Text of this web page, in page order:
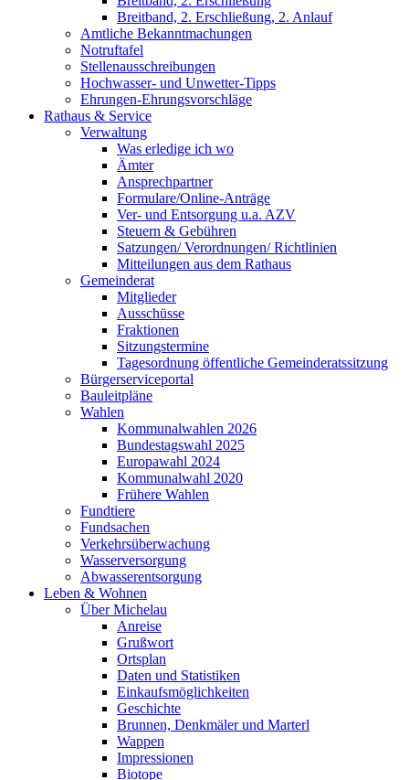
Breitband, 2. Erschließung, 2. Anlauf
Amtliche Bekanntmachungen
Notruftafel
Stellenausschreibungen
Hochwasser- und Unwetter-Tipps
Ehrungen-Ehrungsvorschläge
Rathaus & Service
Verwaltung
Was erledige ich wo
Ämter
Ansprechpartner
Formulare/Online-Anträge
Ver- und Entsorgung u.a. AZV
Steuern & Gebühren
Satzungen/ Verordnungen/ Richtlinien
Mitteilungen aus dem Rathaus
Gemeinderat
Mitglieder
Ausschüsse
Fraktionen
Sitzungstermine
Tagesordnung öffentliche Gemeinderatssitzung
Bürgerserviceportal
Bauleitpläne
Wahlen
Kommunalwahlen 2026
Bundestagswahl 2025
Europawahl 2024
Kommunalwahl 2020
Frühere Wahlen
Fundtiere
Fundsachen
Verkehrsüberwachung
Wasserversorgung
Abwasserentsorgung
Leben & Wohnen
Über Michelau
Anreise
Grußwort
Ortsplan
Daten und Statistiken
Einkaufsmöglichkeiten
Geschichte
Brunnen, Denkmäler und Marterl
Wappen
Impressionen
Biotope